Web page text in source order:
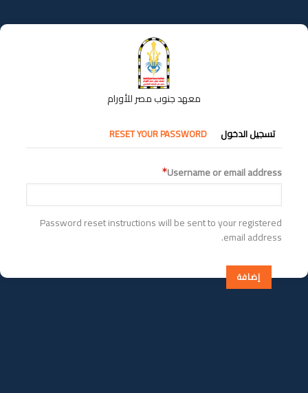
إلى
المحتوى
معهد جنوب مصر للأورام
التبويبات
الأساسية
تسجيل الدخول RESET YOUR PASSWORD
Username or email address
Password reset instructions will be sent to your registered
email address.